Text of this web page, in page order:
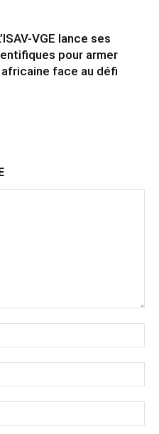
VGE lance ses
pour armer
africaine face au défi